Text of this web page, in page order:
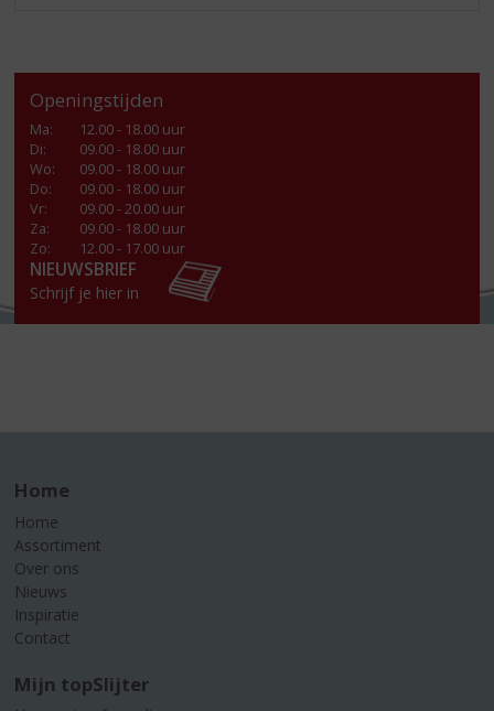
Openingstijden
Ma:
12.00 - 18.00 uur
Di:
09.00 - 18.00 uur
Wo:
09.00 - 18.00 uur
Do:
09.00 - 18.00 uur
Vr:
09.00 - 20.00 uur
Za:
09.00 - 18.00 uur
Zo:
12.00 - 17.00 uur
NIEUWSBRIEF
Schrijf je hier in
Home
Home
Assortiment
Over ons
Nieuws
Inspiratie
Contact
Mijn topSlijter